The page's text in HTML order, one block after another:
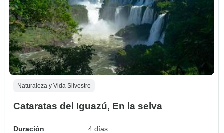
Naturaleza y Vida Silvestre
Cataratas del Iguazú, En la selva
Duración
4 días